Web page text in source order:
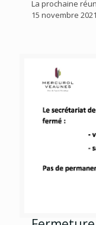
La prochaine
15 novembre